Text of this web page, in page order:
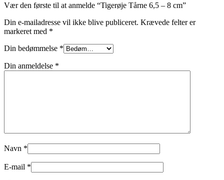
Vær den første til at anmelde “Tigerøje Tårne 6,5 – 8 cm”
Din e-mailadresse vil ikke blive publiceret. Krævede felter er
markeret med *
Din bedømmelse *
Din anmeldelse *
Navn *
E-mail *